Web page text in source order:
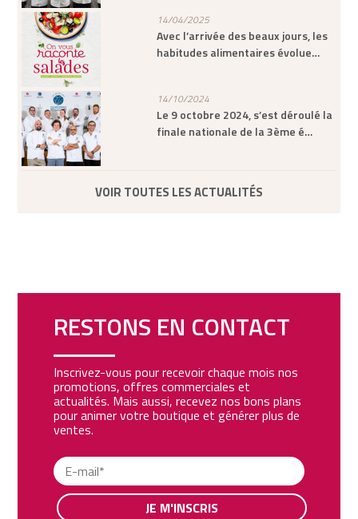
14/04/2025
Avec l’arrivée des beaux jours, les
habitudes alimentaires évolue…
14/10/2024
Le 9 octobre 2024, s’est déroulé la
finale nationale de la 3ème é…
VOIR TOUTES LES ACTUALITÉS
RESTONS EN CONTACT
Inscrivez-vous pour recevoir chaque mois nos
promotions, offres commerciales et
actualités. Mais aussi, recevez nos bons plans
pour animer votre boutique et générer plus de
ventes.
JE M'INSCRIS